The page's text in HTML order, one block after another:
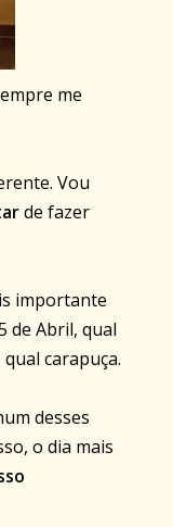
me
Vou
de fazer
importante
de Abril, qual
carapuça.
desses
o dia mais